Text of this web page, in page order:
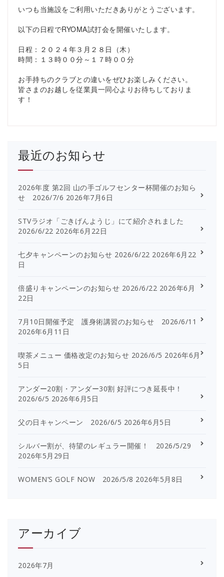
いつも当施設をご利用いただきありがとうございます。
以下の日程でRYOMA試打会を開催いたします。
日程：２０２４年３月２８日（木）
時間：１３時００分～１７時００分
お手持ちのクラブとの違いをぜひお楽しみください。
皆さまのお越しを従業員一同心よりお待ちしておりま
す！
最近のお知らせ
2026年度 第2回 山の手ゴルフセンター杯開催のお知ら
せ 2026/7/6 2026年7月6日
STVラジオ「ごきげんようじ」にて紹介されました
2026/6/22 2026年6月22日
七夕キャンペーンのお知らせ 2026/6/22 2026年6月22
日
倍盛りキャンペーンのお知らせ 2026/6/22 2026年6月
22日
7月10日開催予定 護身術講習のお知らせ 2026/6/11
2026年6月11日
喫茶メニュー 価格改定のお知らせ 2026/6/5 2026年6月
5日
アンダー20割・アンダー30割 好評につき延長中！
2026/6/5 2026年6月5日
父の日キャンペーン 2026/6/5 2026年6月5日
シルバー割が、待望のレギュラー開催！ 2026/5/29
2026年5月29日
WOMEN’S GOLF NOW 2026/5/8 2026年5月8日
アーカイブ
2026年7月